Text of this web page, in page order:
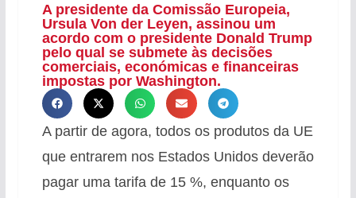
A presidente da Comissão Europeia,
Ursula Von der Leyen, assinou um
acordo com o presidente Donald Trump
pelo qual se submete às decisões
comerciais, económicas e financeiras
impostas por Washington.
A partir de agora, todos os produtos da UE
que entrarem nos Estados Unidos deverão
pagar uma tarifa de 15 %, enquanto os